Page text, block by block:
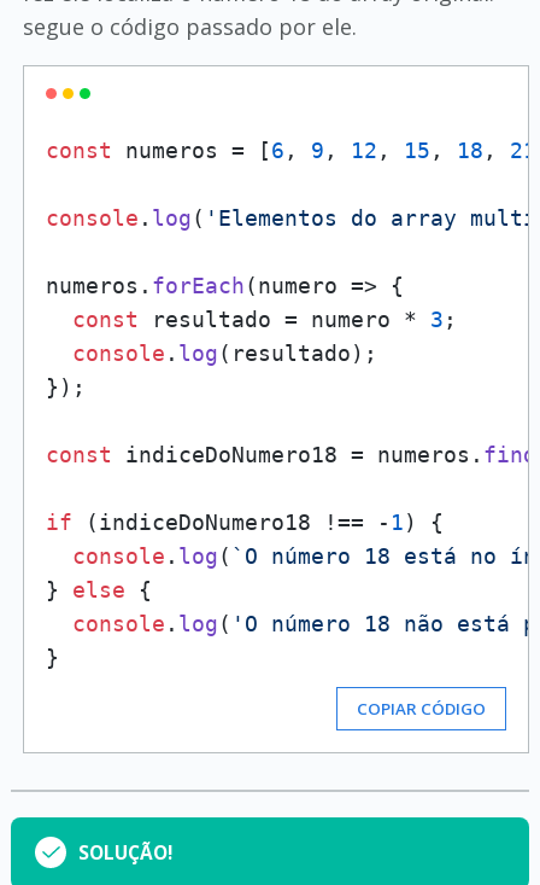
segue o código passado por ele.
const numeros = [6 , 9 , 12 , 15 , 18 , 21
console . log( 'Elementos do array
numeros. forEach(numero => {
const resultado = numero * 3 ;
console . log(resultado);
});
const indiceDoNumero18 = numeros.
if (indiceDoNumero18 !== - 1) {
console . log( `O número 18 está no
} else {
console . log( 'O número 18 não está
COPIAR CÓDIGO
SOLUÇÃO!